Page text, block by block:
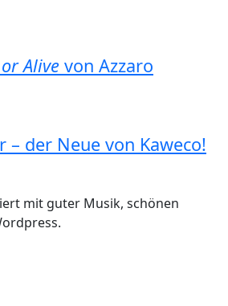
Alive von Azzaro
– der Neue von Kaweco!
mit guter Musik, schönen